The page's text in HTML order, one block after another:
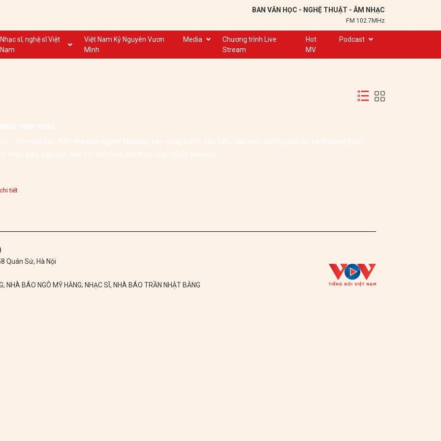
BAN VĂN HỌC - NGHỆ THUẬT - ÂM NHẠC
FM 102.7MHz
Nhạc sĩ, nghệ sĩ Việt
Nam
Nghệ sĩ biểu diễn VN
Việt Nam Kỷ Nguyên Vươn
Mình
Media
Dân ca
Chương trình Live
Stream
Hot
MV
Podcast
Trạm 102,7
Chuyện để kể
Đôi bạn văn chương
năm châu
- Xin mời bạn đến nhà của người Mexico, hãy cùng bước vào bếp, hãy ngồi xuống bàn ăn và thưởng thức
tiết
Quán Sứ, Hà Nội
BÁO NGÔ MỸ HẰNG; NHẠC SĨ, NHÀ BÁO TRẦN NHẬT BẰNG